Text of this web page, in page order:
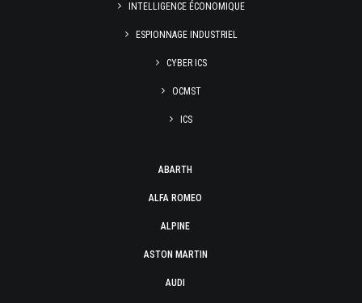
INTELLIGENCE ÉCONOMIQUE
ESPIONNAGE INDUSTRIEL
CYBER ICS
OCMST
ICS
ABARTH
ALFA ROMEO
ALPINE
ASTON MARTIN
AUDI